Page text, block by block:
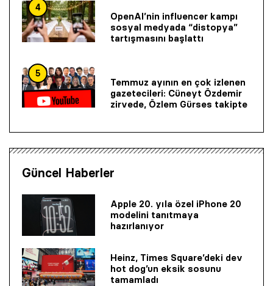
4
OpenAI’nin influencer kampı
sosyal medyada “distopya”
tartışmasını başlattı
5
Temmuz ayının en çok izlenen
gazetecileri: Cüneyt Özdemir
zirvede, Özlem Gürses takipte
Güncel Haberler
Apple 20. yıla özel iPhone 20
modelini tanıtmaya
hazırlanıyor
Heinz, Times Square’deki dev
hot dog’un eksik sosunu
tamamladı